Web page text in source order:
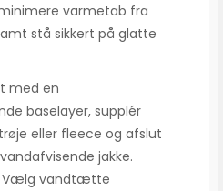
varmetab fra
stå sikkert på glatte
med en
baselayer, supplér
eller fleece og afslut
jakke.
Vælg vandtætte